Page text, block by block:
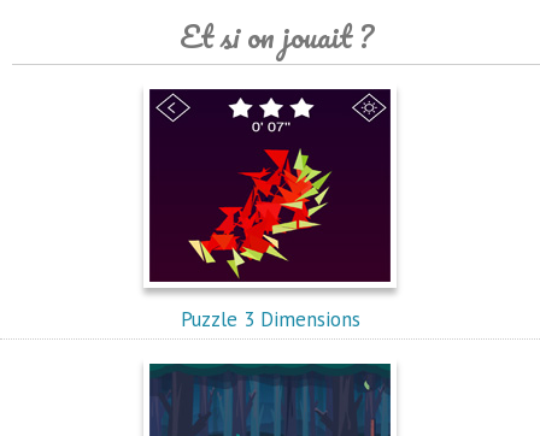
Et si on jouait ?
Puzzle 3 Dimensions